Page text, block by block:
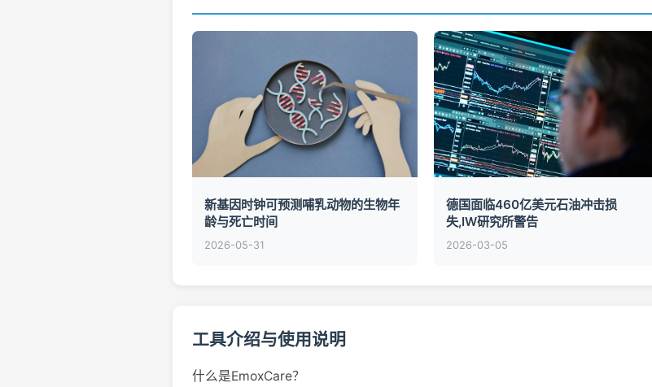
新基因时钟可预测哺乳动物的生物年
龄与死亡时间
2026-05-31
德国面临460亿美元石油冲击损
失,IW研究所警告
2026-03-05
工具介绍与使用说明
什么是EmoxCare？